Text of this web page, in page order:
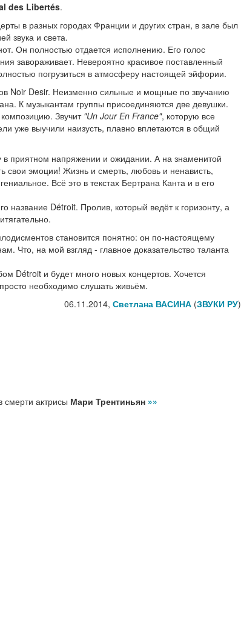
des Libertés.
в разных городах Франции и других стран, в зале был
звука и света.
Он полностью отдается исполнению. Его голос
завораживает. Невероятно красивое поставленный
погрузиться в атмосферу настоящей эйфории.
Noir Desir. Неизменно сильные и мощные по звучанию
К музыкантам группы присоединяются две девушки.
Звучит "Un Jour En France", которую все
уже выучили наизусть, плавно вплетаются в общий
в приятном напряжении и ожидании. А на знаменитой
свои эмоции! Жизнь и смерть, любовь и ненависть,
Всё это в текстах Бертрана Канта и в его
Détroit. Пролив, который ведёт к горизонту, а
становится понятно: он по-настоящему
Что, на мой взгляд - главное доказательство таланта
Détroit и будет много новых концертов. Хочется
необходимо слушать живьём.
06.11.2014, Светлана ВАСИНА(ЗВУКИ РУ)
актрисы Мари Трентиньян »»